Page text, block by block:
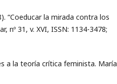
“Coeducar la mirada contra los
nº 31, v. XVI, ISSN: 1134-3478;
a la teoría crítica feminista. María